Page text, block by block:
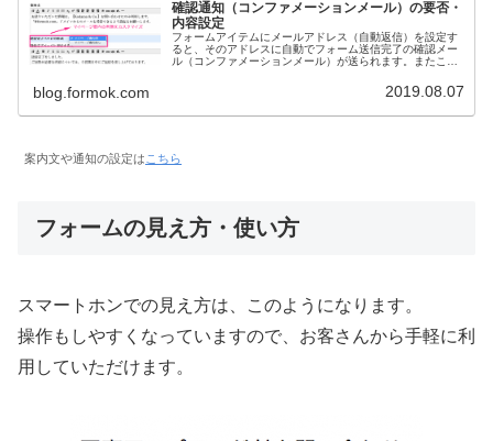
確認通知（コンファメーションメール）の要否・
内容設定
フォームアイテムにメールアドレス（自動返信）を設定す
ると、そのアドレスに自動でフォーム送信完了の確認メー
ル（コンファメーションメール）が送られます。またこの
blog.formok.com 2019.08.07
案内文や通知の設定は こちら
フォームの見え方・使い方
スマートホンでの見え方は、このようになります。
操作もしやすくなっていますので、お客さんから手軽に利
用していただけます。